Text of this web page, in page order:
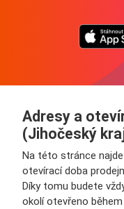
Adresy a
(Jihočeský
Na této stránce
otevírací doba
Díky tomu budete
okolí otevřeno